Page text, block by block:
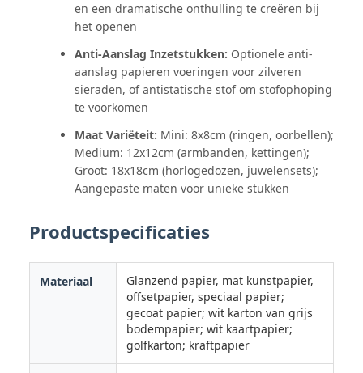
en een dramatische onthulling te creëren bij
het openen
Anti-Aanslag Inzetstukken: Optionele anti-
aanslag papieren voeringen voor zilveren
sieraden, of antistatische stof om stofophoping
te voorkomen
Maat Variëteit: Mini: 8x8cm (ringen, oorbellen);
Medium: 12x12cm (armbanden, kettingen);
Groot: 18x18cm (horlogedozen, juwelensets);
Aangepaste maten voor unieke stukken
Productspecificaties
Materiaal
Glanzend papier, mat kunstpapier,
offsetpapier, speciaal papier;
gecoat papier; wit karton van grijs
bodempapier; wit kaartpapier;
golfkarton; kraftpapier